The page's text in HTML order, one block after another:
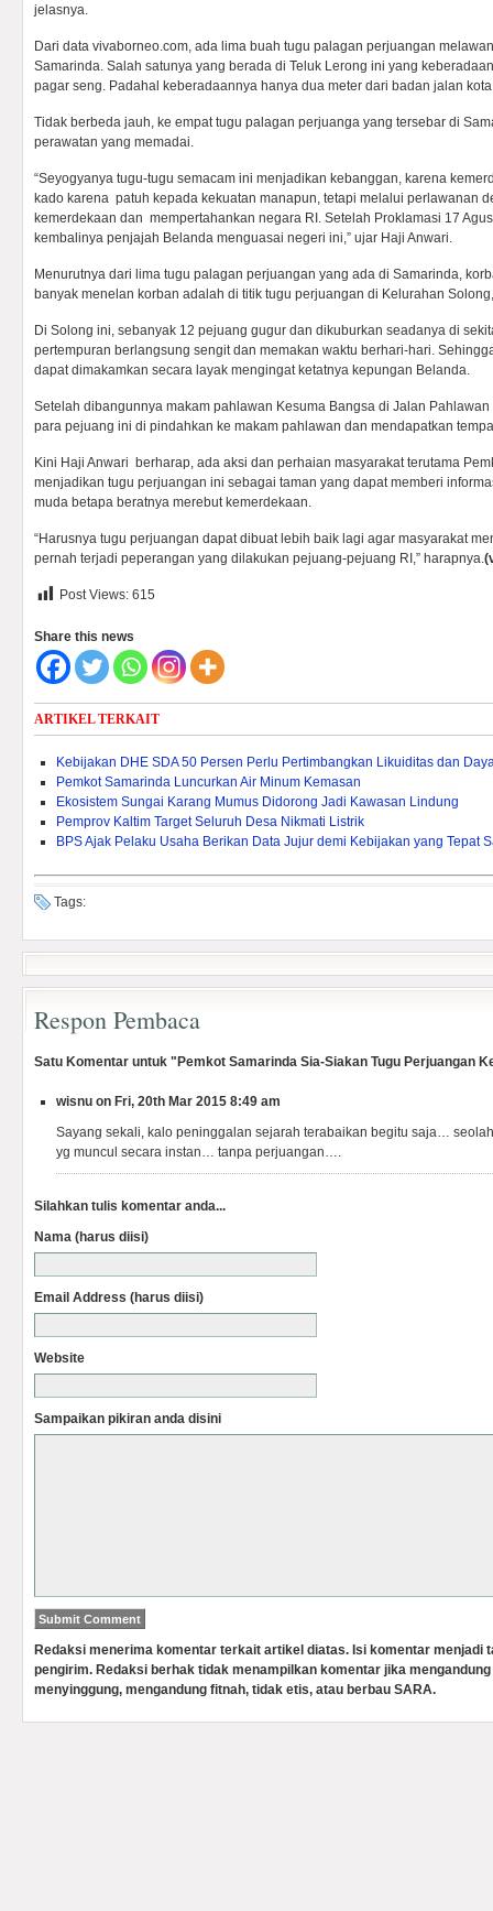
jelasnya.
Dari data vivaborneo.com, ada lima buah tugu palagan perjuangan
Samarinda. Salah satunya yang berada di Teluk Lerong ini yang
pagar seng. Padahal keberadaannya hanya dua meter dari badan jalan
Tidak berbeda jauh, ke empat tugu palagan perjuanga yang tersebar di
perawatan yang memadai.
“Seyogyanya tugu-tugu semacam ini menjadikan kebanggan, karena
kado karena patuh kepada kekuatan manapun, tetapi melalui perlawanan
kemerdekaan dan mempertahankan negara RI. Setelah Proklamasi 17
kembalinya penjajah Belanda menguasai negeri ini,” ujar Haji Anwari.
Menurutnya dari lima tugu palagan perjuangan yang ada di Samarinda,
banyak menelan korban adalah di titik tugu perjuangan di Kelurahan
Di Solong ini, sebanyak 12 pejuang gugur dan dikuburkan seadanya di
pertempuran berlangsung sengit dan memakan waktu berhari-hari.
dapat dimakamkan secara layak mengingat ketatnya kepungan Belanda.
Setelah dibangunnya makam pahlawan Kesuma Bangsa di Jalan
para pejuang ini di pindahkan ke makam pahlawan dan mendapatkan
Kini Haji Anwari berharap, ada aksi dan perhaian masyarakat terutama
menjadikan tugu perjuangan ini sebagai taman yang dapat memberi
muda betapa beratnya merebut kemerdekaan.
“Harusnya tugu perjuangan dapat dibuat lebih baik lagi agar masyarakat
pernah terjadi peperangan yang dilakukan pejuang-pejuang RI,” harapnya.
Post Views: 615
Share this news
ARTIKEL TERKAIT
Kebijakan DHE SDA 50 Persen Perlu Pertimbangkan Likuiditas dan
Pemkot Samarinda Luncurkan Air Minum Kemasan
Ekosistem Sungai Karang Mumus Didorong Jadi Kawasan Lindung
Pemprov Kaltim Target Seluruh Desa Nikmati Listrik
BPS Ajak Pelaku Usaha Berikan Data Jujur demi Kebijakan yang Tepat
Tags:
Respon Pembaca
Satu Komentar untuk "Pemkot Samarinda Sia-Siakan Tugu Perjuangan
wisnu on Fri, 20th Mar 2015 8:49 am
Sayang sekali, kalo peninggalan sejarah terabaikan begitu saja…
yg muncul secara instan… tanpa perjuangan….
Silahkan tulis komentar anda...
Nama (harus diisi)
Email Address (harus diisi)
Website
Sampaikan pikiran anda disini
Redaksi menerima komentar terkait artikel diatas. Isi komentar menjadi
pengirim. Redaksi berhak tidak menampilkan komentar jika
menyinggung, mengandung fitnah, tidak etis, atau berbau SARA.